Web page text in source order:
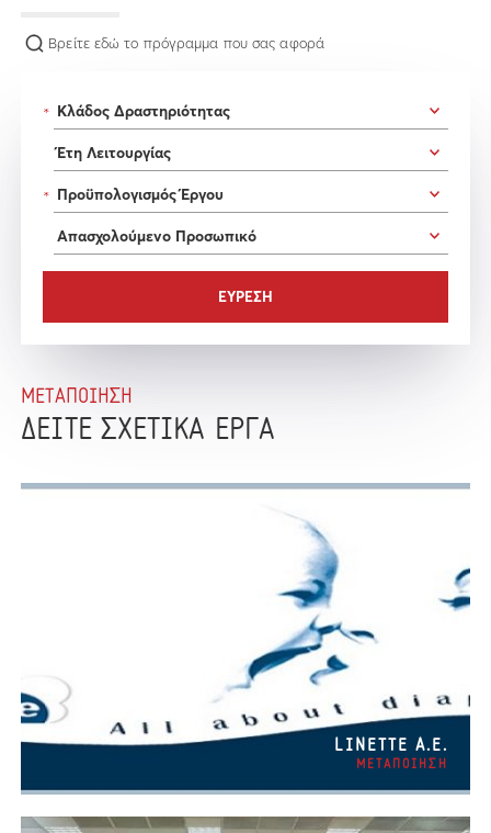
Βρείτε εδώ το πρόγραμμα που σας αφορά
*
*
ΜΕΤΑΠΟΙΗΣΗ
ΔΕΙΤΕ ΣΧΕΤΙΚΑ ΕΡΓΑ
LINETTE A.E.
ΜΕΤΑΠΟΙΗΣΗ